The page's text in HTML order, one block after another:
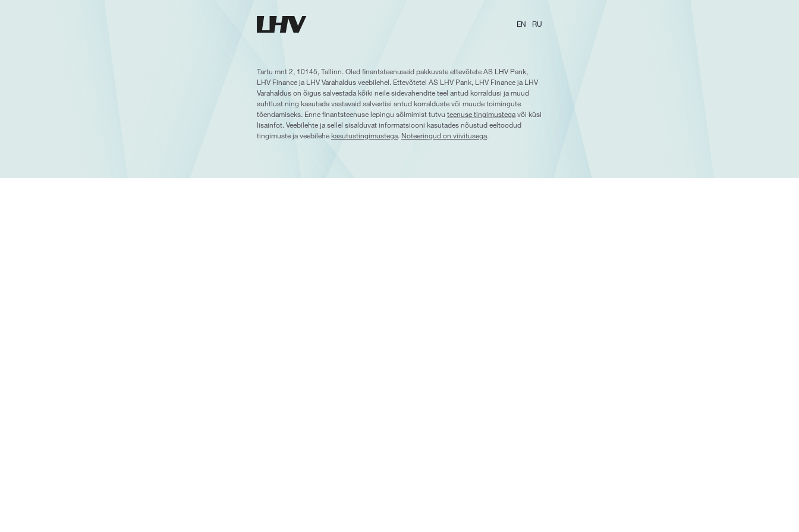
EN RU
Tartu mnt 2, 10145, Tallinn. Oled finantsteenuseid pakkuvate ettevõtete AS LHV Pank,
LHV Finance ja LHV Varahaldus veebilehel. Ettevõtetel AS LHV Pank, LHV Finance ja LHV
Varahaldus on õigus salvestada kõiki neile sidevahendite teel antud korraldusi ja muud
suhtlust ning kasutada vastavaid salvestisi antud korralduste või muude toimingute
tõendamiseks. Enne finantsteenuse lepingu sõlmimist tutvu teenuse tingimustegavõi küsi
lisainfot. Veebilehte ja sellel sisalduvat informatsiooni kasutades nõustud eeltoodud
tingimuste ja veebilehekasutustingimustega. Noteeringud on viivitusega.